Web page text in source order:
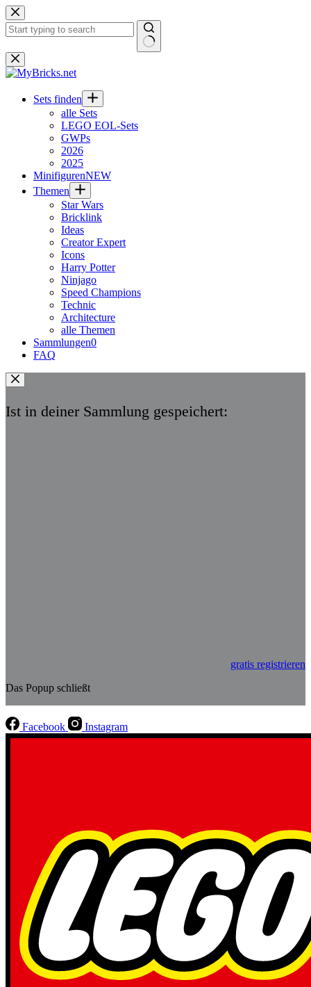
Zum
Inhalt
springen
Keine
Ergebnisse
Sets finden
alle Sets
LEGO EOL-Sets
GWPs
2026
2025
MinifigurenNEW
Themen
Star Wars
Bricklink
Ideas
Creator Expert
Icons
Harry Potter
Ninjago
Speed Champions
Technic
Architecture
alle Themen
Sammlungen0
FAQ
Ist in deiner Sammlung gespeichert:
gratis registrieren
Das Popup schließt
Facebook Instagram